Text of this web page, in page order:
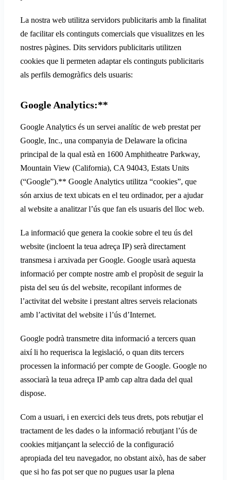
La nostra web utilitza servidors publicitaris amb la finalitat
de facilitar els continguts comercials que visualitzes en les
nostres pàgines. Dits servidors publicitaris utilitzen
cookies que li permeten adaptar els continguts publicitaris
als perfils demogràfics dels usuaris:
Google Analytics:**
Google Analytics és un servei analític de web prestat per
Google, Inc., una companyia de Delaware la oficina
principal de la qual està en 1600 Amphitheatre Parkway,
Mountain View (California), CA 94043, Estats Units
(“Google”).** Google Analytics utilitza “cookies”, que
són arxius de text ubicats en el teu ordinador, per a ajudar
al website a analitzar l’ús que fan els usuaris del lloc web.
La informació que genera la cookie sobre el teu ús del
website (incloent la teua adreça IP) serà directament
transmesa i arxivada per Google. Google usarà aquesta
informació per compte nostre amb el propòsit de seguir la
pista del seu ús del website, recopilant informes de
l’activitat del website i prestant altres serveis relacionats
amb l’activitat del website i l’ús d’Internet.
Google podrà transmetre dita informació a tercers quan
així li ho requerisca la legislació, o quan dits tercers
processen la informació per compte de Google. Google no
associarà la teua adreça IP amb cap altra dada del qual
dispose.
Com a usuari, i en exercici dels teus drets, pots rebutjar el
tractament de les dades o la informació rebutjant l’ús de
cookies mitjançant la selecció de la configuració
apropiada del teu navegador, no obstant això, has de saber
que si ho fas pot ser que no pugues usar la plena